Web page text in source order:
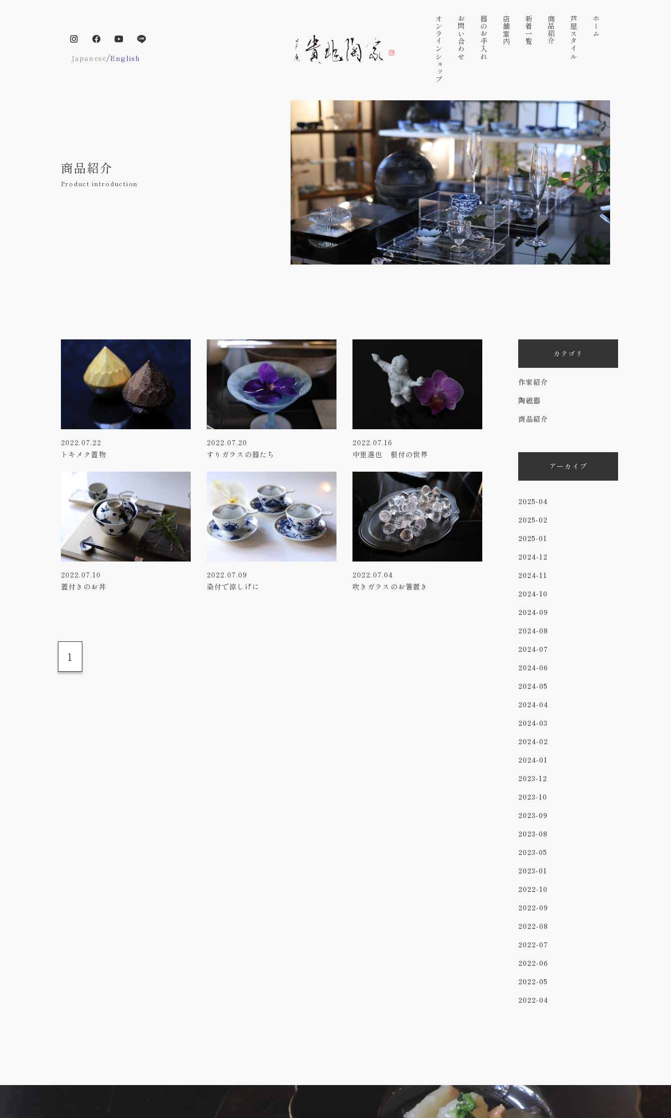
Japanese/English オンラインショップ お問い合わせ 器のお手入れ 店舗案内 新着一覧 商品紹介 芦屋スタイル ホーム
商品紹介
Product introduction
2022.07.22
トキメク蓋物
2022.07.20
すりガラスの器たち
2022.07.16
中里進也 根付の世界
2022.07.10
蓋付きのお丼
2022.07.09
染付で涼しげに
2022.07.04
吹きガラスのお箸置き
1
カテゴリ
作家紹介
陶磁器
商品紹介
アーカイブ
2025-04
2025-02
2025-01
2024-12
2024-11
2024-10
2024-09
2024-08
2024-07
2024-06
2024-05
2024-04
2024-03
2024-02
2024-01
2023-12
2023-10
2023-09
2023-08
2023-05
2023-01
2022-10
2022-09
2022-08
2022-07
2022-06
2022-05
2022-04